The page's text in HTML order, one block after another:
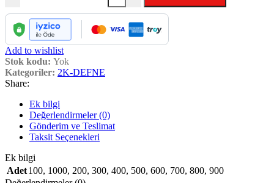
Add to wishlist
Stok kodu: Yok
Kategoriler: 2K-DEFNE
Share:
Ek bilgi
Değerlendirmeler (0)
Gönderim ve Teslimat
Taksit Seçenekleri
Ek bilgi
Adet100, 1000, 200, 300, 400, 500, 600, 700, 800, 900